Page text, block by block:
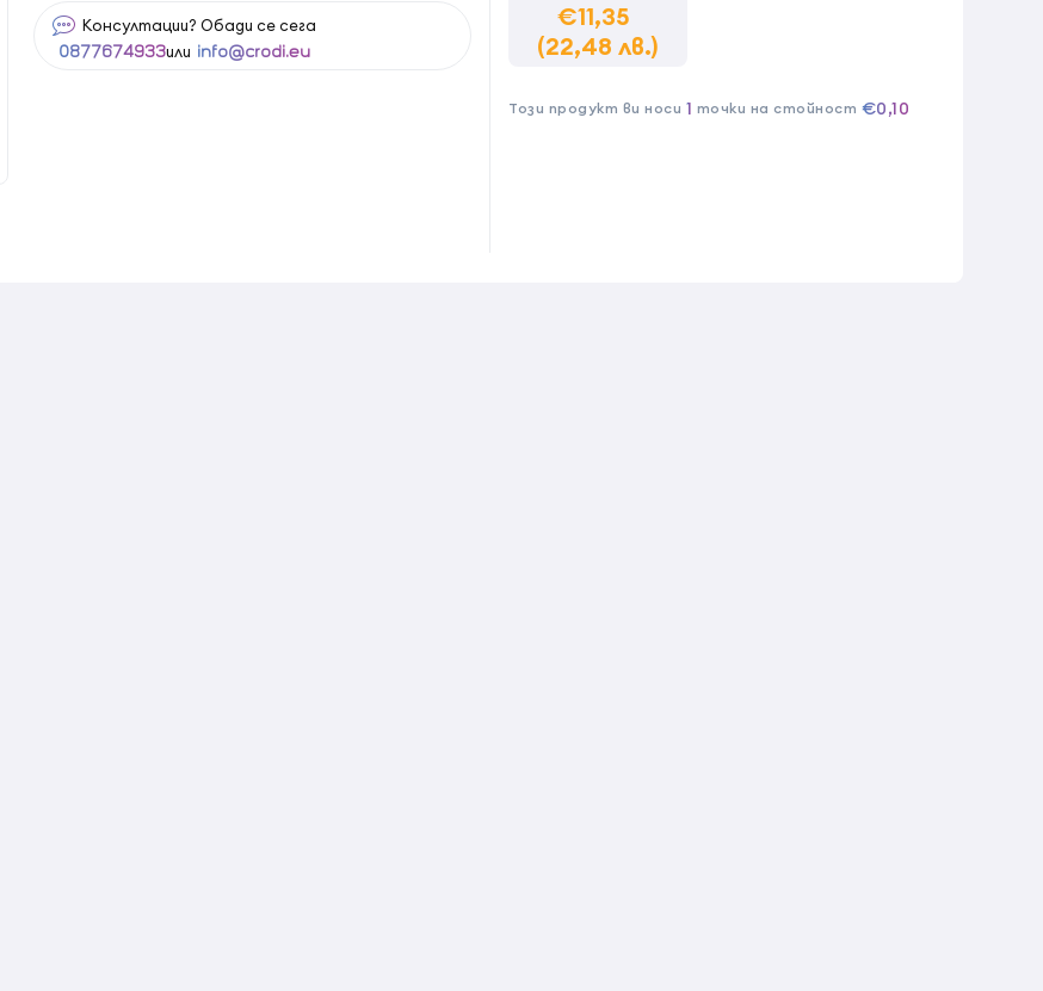
Консултации? Обади се сега
0877674933или info@crodi.eu
€11,35
(22,48 лв.)
Този продукт ви носи 1 точки на стойност €0,10